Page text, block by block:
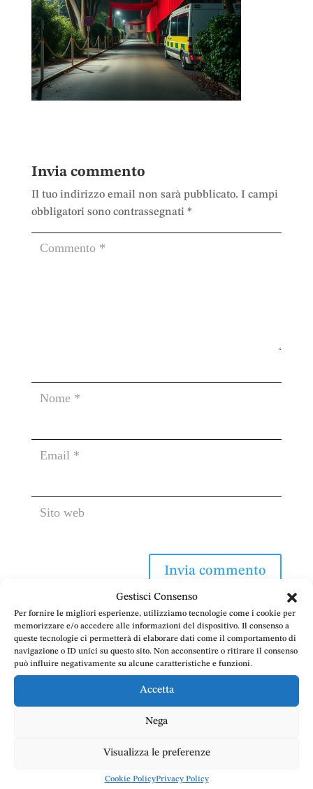
Gestisci Consenso
Per fornire le migliori esperienze, utilizziamo tecnologie come i cookie per
memorizzare e/o accedere alle informazioni del dispositivo. Il consenso a
queste tecnologie ci permetterà di elaborare dati come il comportamento di
navigazione o ID unici su questo sito. Non acconsentire o ritirare il consenso
può influire negativamente su alcune caratteristiche e funzioni.
Accetta
Nega
Visualizza le preferenze
Cookie PolicyPrivacy Policy
Invia commento
Il tuo indirizzo email non sarà pubblicato. I campi
obbligatori sono contrassegnati *
Per ricevere una
consulenza legale
dopo passo,
contatta l’Avv. Emanuele